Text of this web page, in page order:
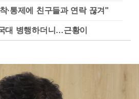
·통제에 친구들과 연락 끊겨"
대 병행하더니…근황이